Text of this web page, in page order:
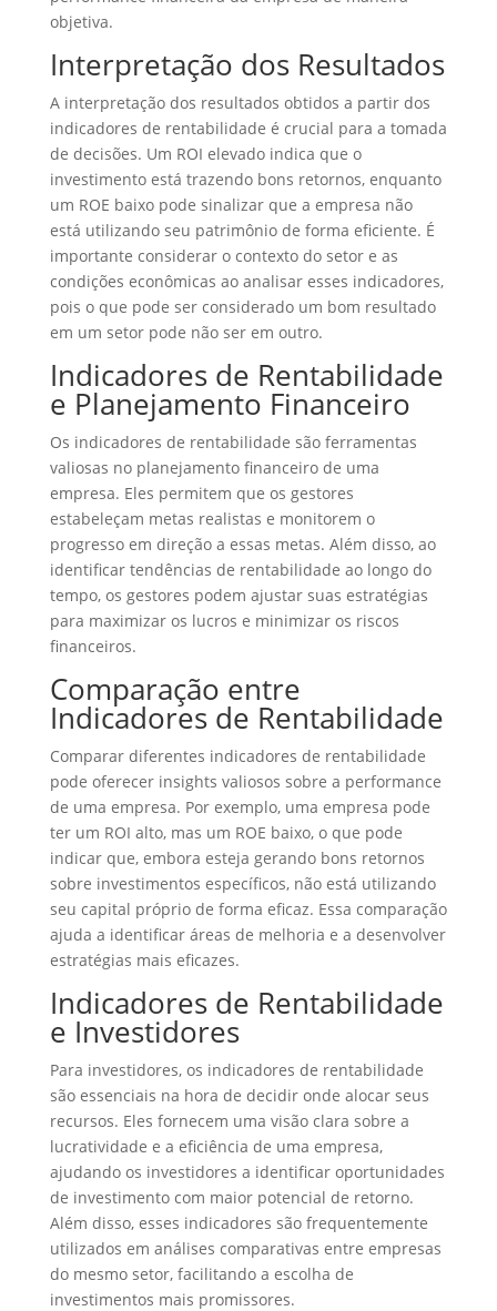
objetiva.
Interpretação dos Resultados
A interpretação dos resultados obtidos a partir dos
indicadores de rentabilidade é crucial para a tomada
de decisões. Um ROI elevado indica que o
investimento está trazendo bons retornos, enquanto
um ROE baixo pode sinalizar que a empresa não
está utilizando seu patrimônio de forma eficiente. É
importante considerar o contexto do setor e as
condições econômicas ao analisar esses indicadores,
pois o que pode ser considerado um bom resultado
em um setor pode não ser em outro.
Indicadores de Rentabilidade
e Planejamento Financeiro
Os indicadores de rentabilidade são ferramentas
valiosas no planejamento financeiro de uma
empresa. Eles permitem que os gestores
estabeleçam metas realistas e monitorem o
progresso em direção a essas metas. Além disso, ao
identificar tendências de rentabilidade ao longo do
tempo, os gestores podem ajustar suas estratégias
para maximizar os lucros e minimizar os riscos
financeiros.
Comparação entre
Indicadores de Rentabilidade
Comparar diferentes indicadores de rentabilidade
pode oferecer insights valiosos sobre a performance
de uma empresa. Por exemplo, uma empresa pode
ter um ROI alto, mas um ROE baixo, o que pode
indicar que, embora esteja gerando bons retornos
sobre investimentos específicos, não está utilizando
seu capital próprio de forma eficaz. Essa comparação
ajuda a identificar áreas de melhoria e a desenvolver
estratégias mais eficazes.
Indicadores de Rentabilidade
e Investidores
Para investidores, os indicadores de rentabilidade
são essenciais na hora de decidir onde alocar seus
recursos. Eles fornecem uma visão clara sobre a
lucratividade e a eficiência de uma empresa,
ajudando os investidores a identificar oportunidades
de investimento com maior potencial de retorno.
Além disso, esses indicadores são frequentemente
utilizados em análises comparativas entre empresas
do mesmo setor, facilitando a escolha de
investimentos mais promissores.